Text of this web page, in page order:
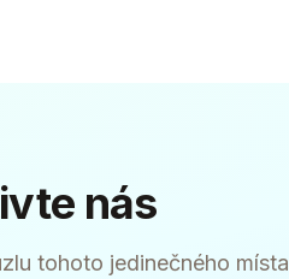
nás
tohoto jedinečného